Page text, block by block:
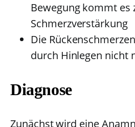
Bewegung kommt es
Schmerzverstärkung
Die
durch Hinlegen nicht
Diagnose
Zunächst wird eine